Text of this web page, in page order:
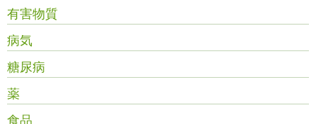
有害物質
病気
糖尿病
薬
食品